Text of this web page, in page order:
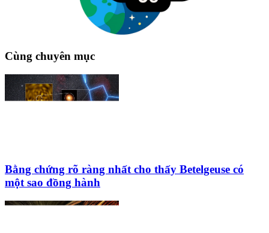
Cùng chuyên mục
Bằng chứng rõ ràng nhất cho thấy Betelgeuse có
một sao đồng hành